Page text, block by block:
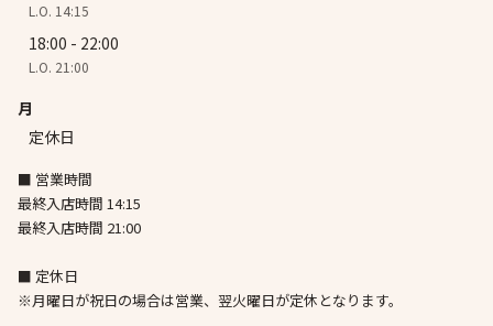
L.O. 14:15
18:00 - 22:00
L.O. 21:00
月
定休日
■ 営業時間
最終入店時間 14:15
最終入店時間 21:00
■ 定休日
※月曜日が祝日の場合は営業、翌火曜日が定休となります。